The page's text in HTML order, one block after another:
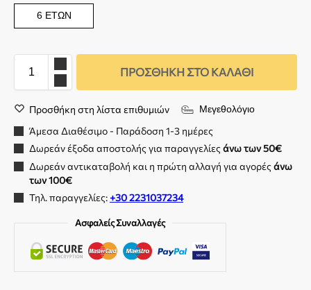
6 ΕΤΏΝ
ΠΡΟΣΘΉΚΗ ΣΤΟ ΚΑΛΆΘΙ
Προσθήκη στη λίστα επιθυμιών Μεγεθολόγιο
Άμεσα Διαθέσιμο - Παράδοση 1-3 ημέρες
Δωρεάν έξοδα αποστολής για παραγγελίεςάνω των 50€
Δωρεάν αντικαταβολή και η πρώτη αλλαγή για αγορέςάνω
των 100€
Τηλ. παραγγελίες:+30 2231037234
Ασφαλείς Συναλλαγές